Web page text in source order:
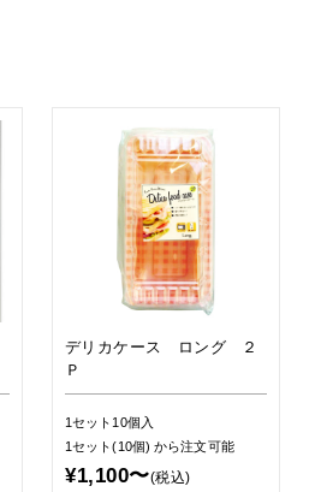
デリカケース ロング ２
Ｐ
1セット10個入
1セット(10個)から注文可能
¥1,100〜(税込)